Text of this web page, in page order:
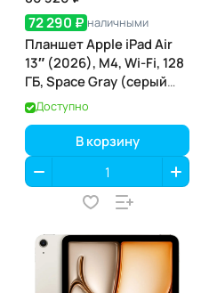
72 290 ₽ наличными
Планшет Apple iPad Air
13″ (2026), M4, Wi-Fi, 128
ГБ, Space Gray (серый
космос)
Доступно
В корзину